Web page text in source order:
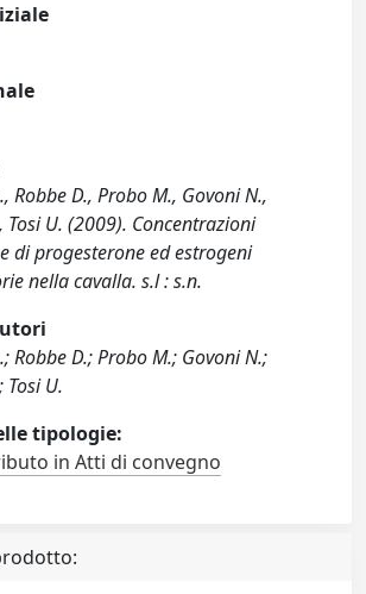
Robbe D., Probo M., Govoni N.,
Tosi U. (2009). Concentrazioni
di progesterone ed estrogeni
nella cavalla. s.l : s.n.
Robbe D.; Probo M.; Govoni N.;
Tosi U.
tipologie:
in Atti di convegno